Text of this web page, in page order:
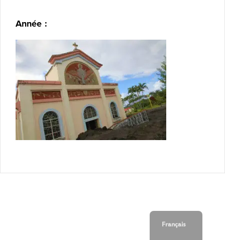
Année :
Français